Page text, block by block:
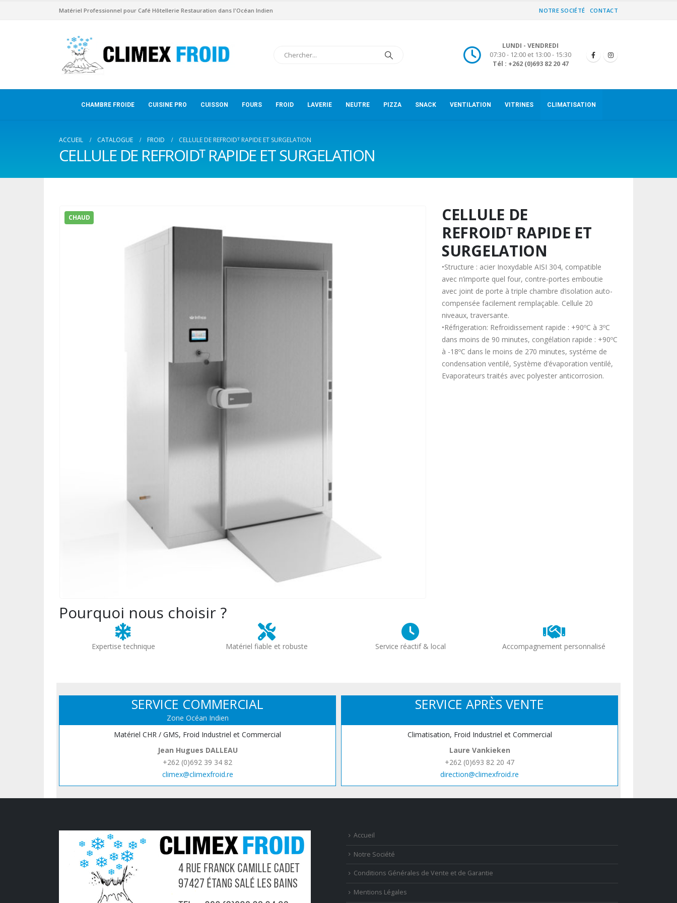
Matériel Professionnel pour Café Hôtellerie Restauration dans l'Océan Indien NOTRE SOCIÉTÉ CONTACT
LUNDI - VENDREDI
07:30 - 12:00 et 13:00 - 15:30
Tél : +262 (0)693 82 20 47
CHAMBRE FROIDE CUISINE PRO CUISSON FOURS FROID LAVERIE NEUTRE PIZZA SNACK VENTILATION VITRINES CLIMATISATION
ACCUEIL CATALOGUE FROID CELLULE DE REFROIDᵀ RAPIDE ET SURGELATION
CELLULE DE REFROIDᵀ RAPIDE ET SURGELATION
CHAUD
CELLULE DE
REFROIDᵀ RAPIDE ET
SURGELATION
•Structure : acier Inoxydable AISI 304, compatible
avec n’importe quel four, contre-portes emboutie
avec joint de porte à triple chambre d’isolation auto-
compensée facilement remplaçable. Cellule 20
niveaux, traversante.
•Réfrigeration: Refroidissement rapide : +90ºC à 3ºC
dans moins de 90 minutes, congélation rapide : +90ºC
à -18ºC dans le moins de 270 minutes, systéme de
condensation ventilé, Système d’évaporation ventilé,
Evaporateurs traités avec polyester anticorrosion.
Pourquoi nous choisir ?
Expertise technique Matériel fiable et robuste Service réactif & local Accompagnement personnalisé
SERVICE COMMERCIAL
Zone Océan Indien
Matériel CHR / GMS, Froid Industriel et Commercial
Jean Hugues DALLEAU
+262 (0)692 39 34 82
climex@climexfroid.re
SERVICE APRÈS VENTE
Climatisation, Froid Industriel et Commercial
Laure Vankieken
+262 (0)693 82 20 47
direction@climexfroid.re
Accueil
Notre Société
Conditions Générales de Vente et de Garantie
Mentions Légales